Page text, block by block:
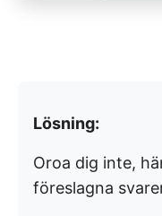
Lösning:
Oroa dig inte,
föreslagna